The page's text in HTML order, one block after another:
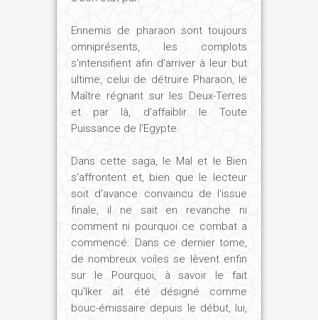
Ch. J. :Sésostris III est bien connu grâce
à un assez grand nombre de statues, qui
traduisent un caractère austère, sévère,
autoritaire, et sans illusions sur la nature
humaine. Les immenses oreilles de ce
géant (selon l'historien Manéthon) sont à
l'écoute de la parole des dieux et des
désirs de son peuple. Aussi est-il le
symbole du pharaon qui ne prend jamais
de repos.
Au début de son règne, Sésostris III se
heurte à une grave difficulté : la quasi-
indépendance de plusieurs provinces.
Elles fonctionnaient de manière presque
autonome, dirigées par des notables qui
avaient rendu leur fonction héréditaire.
Ennemis de pharaon sont toujours
omniprésents, les complots
s'intensifient afin d'arriver à leur but
ultime, celui de détruire Pharaon, le
Maître régnant sur les Deux-Terres
et par là, d'affaiblir le Toute
Puissance de l'Egypte.
Dans cette saga, le Mal et le Bien
s'affrontent et, bien que le lecteur
soit d'avance convaincu de l'issue
finale, il ne sait en revanche ni
comment ni pourquoi ce combat a
commencé. Dans ce dernier tome,
de nombreux voiles se lèvent enfin
sur le Pourquoi, à savoir le fait
qu'Iker ait été désigné comme
bouc-émissaire depuis le début, lui,